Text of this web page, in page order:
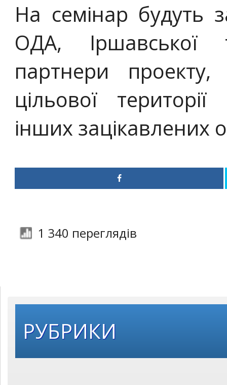
На семінар будуть
ОДА, Іршавської
партнери
цільової
інших зацікавлених
1 340 переглядів
РУБРИКИ